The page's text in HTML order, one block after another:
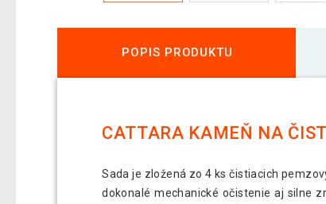
POPIS PRODUKTU
CATTARA KAMEŇ NA
Sada je zložená zo 4 ks čistiacich
dokonalé mechanické očistenie aj silne